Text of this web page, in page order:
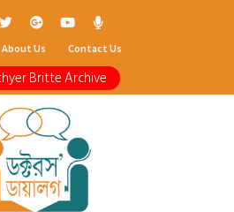
About Us Contact Us
Britte Archive